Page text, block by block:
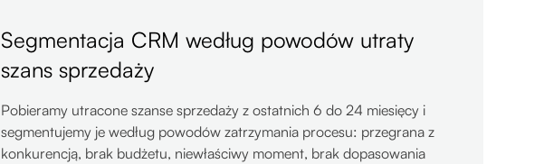
Segmentacja CRM według powodów utraty
szans sprzedaży
Pobieramy utracone szanse sprzedaży z ostatnich 6 do 24 miesięcy i
segmentujemy je według powodów zatrzymania procesu: przegrana z
konkurencją, brak budżetu, niewłaściwy moment, brak dopasowania